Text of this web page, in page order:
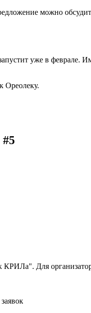
можно
уже в феврале.
Ореолеку.
#5
Для